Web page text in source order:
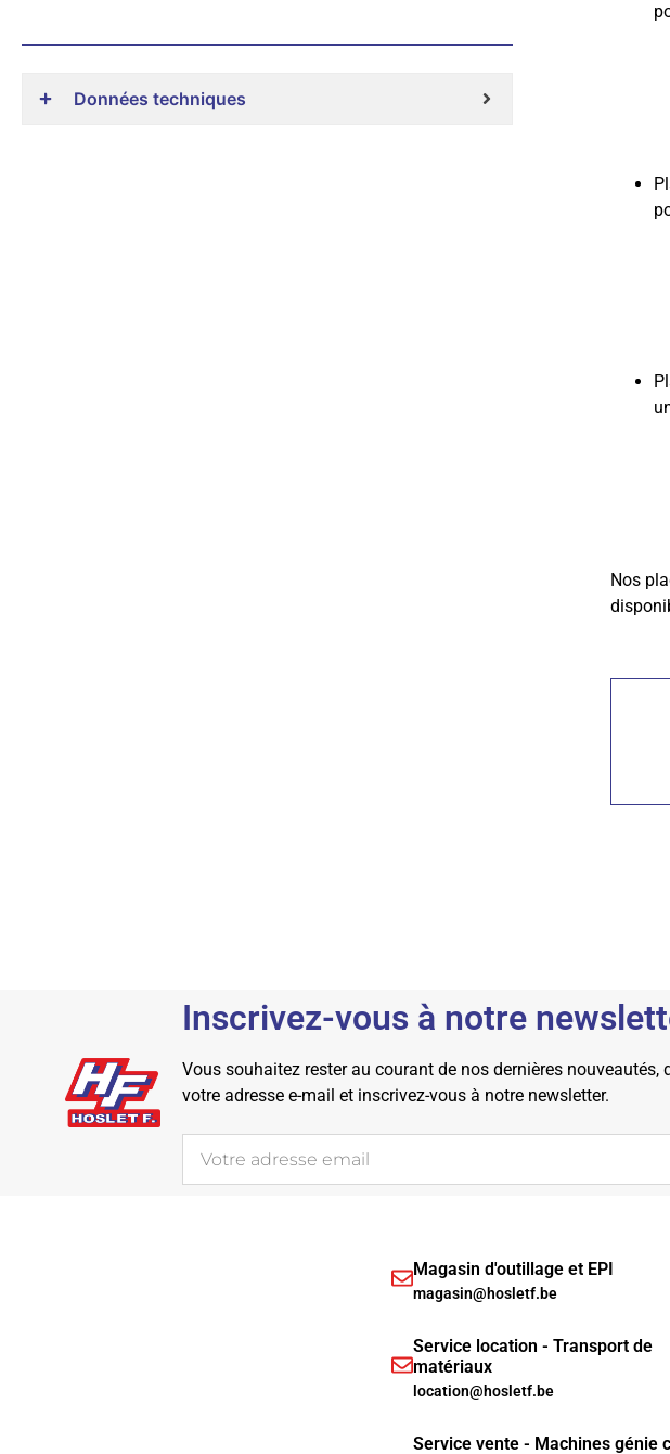
Données techniques
Nos
Inscrivez-vous à notre
Vous souhaitez rester au courant de nos dernières
votre adresse e-mail et inscrivez-vous à notre newsletter.
Magasin d'outillage et EPI
magasin@hosletf.be
Service location - Transport de
matériaux
location@hosletf.be
Service vente - Machines génie